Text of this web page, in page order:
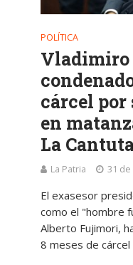
POLÍTICA
Vladimiro
cárcel
en
La
La Patria 31
El exasesor
como el "hombre
Alberto Fujimori,
8 meses de cárcel